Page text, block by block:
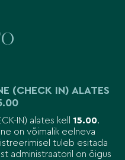
(CHECK IN) ALATES
IN) alates kell 15.00.
on võimalik eelneva
tuleb esitada
administraatoril on õigus